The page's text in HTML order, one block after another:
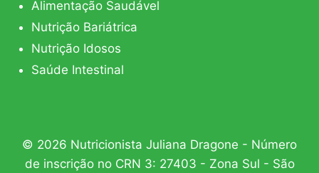
Alimentação Saudável
Nutrição Bariátrica
Nutrição Idosos
Saúde Intestinal
© 2026 Nutricionista Juliana Dragone - Número
de inscrição no CRN 3: 27403 - Zona Sul - São